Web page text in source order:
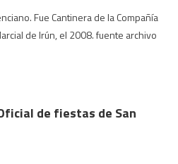
Fue Cantinera de la Compañía
de Irún, el 2008. fuente archivo
de fiestas de San